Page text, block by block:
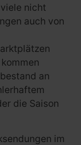
nicht
auch von
an
die Saison
im